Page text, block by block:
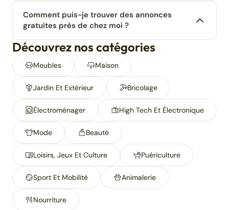
Comment puis-je trouver des annonces
gratuites près de chez moi ?
Découvrez nos catégories
Meubles Maison
Jardin Et Extérieur Bricolage
Électroménager High Tech Et Électronique
Mode Beauté
Loisirs, Jeux Et Culture Puériculture
Sport Et Mobilité Animalerie
Nourriture